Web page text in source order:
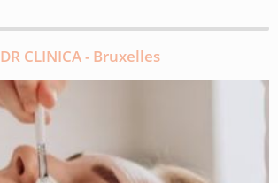
DR CLINICA - Bruxelles